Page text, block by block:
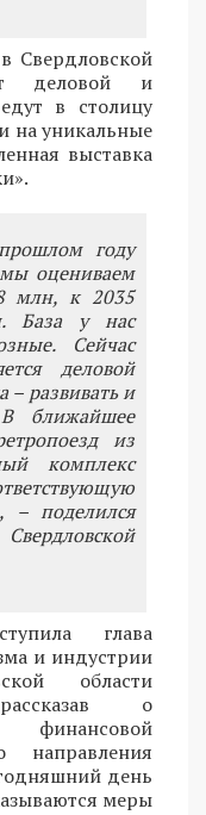
Свердловской
деловой и
в столицу
на уникальные
выставка
году
оцениваем
млн, к 2035
База у нас
Сейчас
деловой
– развивать и
В ближайшее
из
комплекс
– поделился
глава
и индустрии
области
о
финансовой
направления
день
меры